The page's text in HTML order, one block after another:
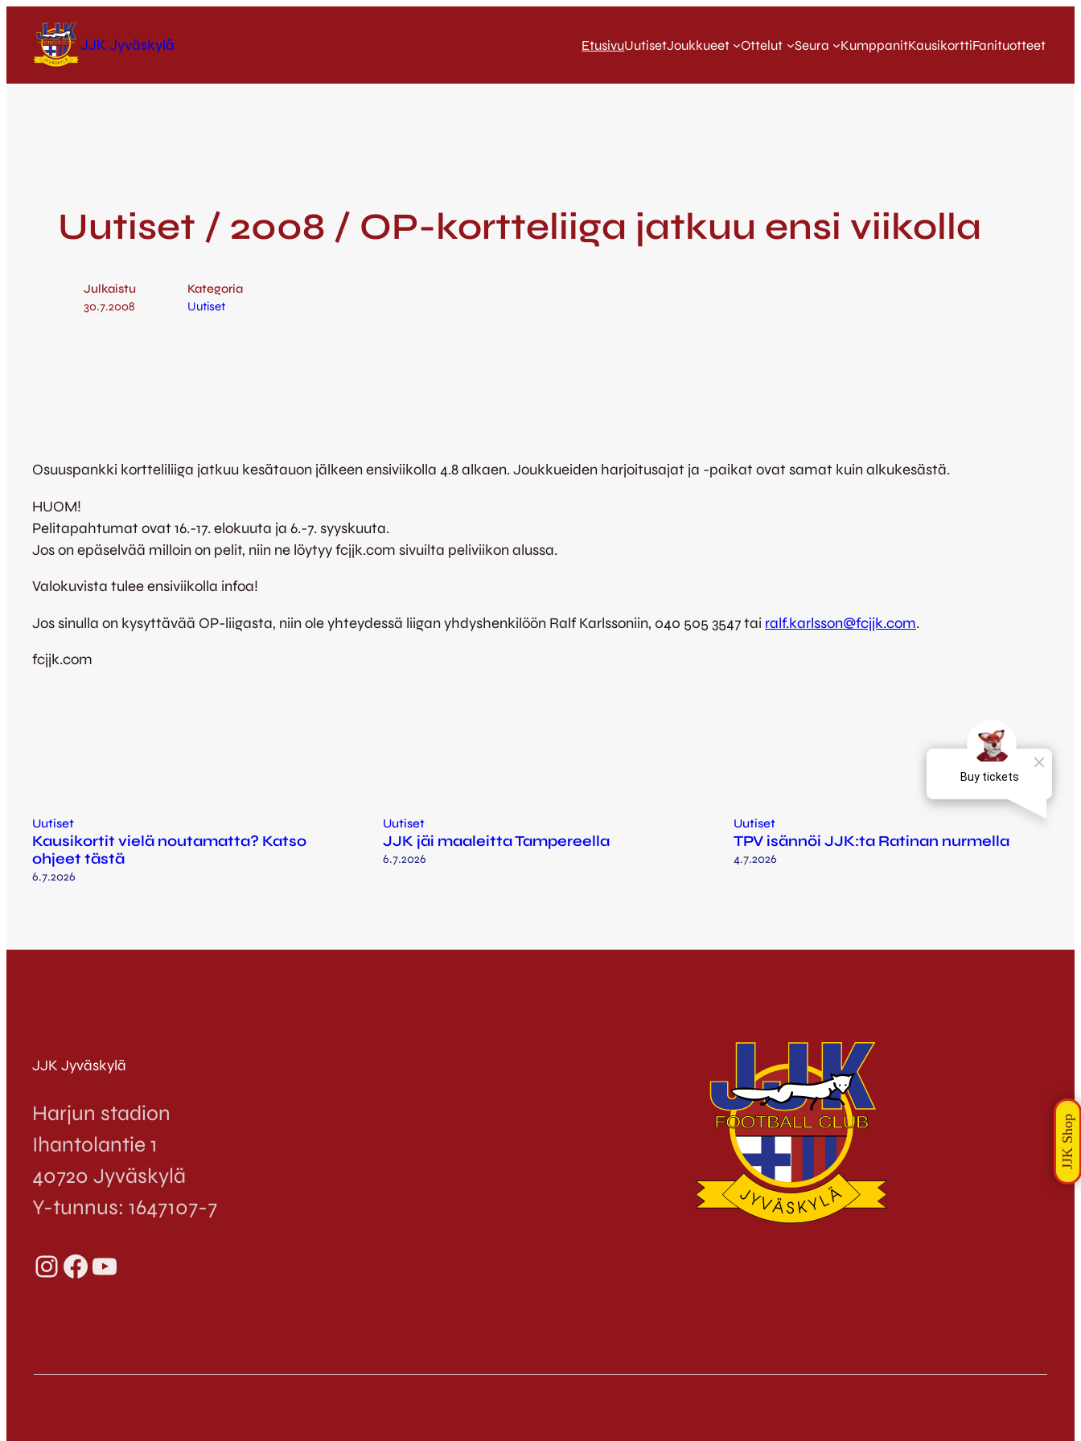
JJK Jyväskylä EtusivuUutisetJoukkueet Ottelut Seura KumppanitKausikorttiFanituotteet
Uutiset / 2008 / OP-kortteliiga jatkuu ensi viikolla
Julkaistu
30.7.2008
Kategoria
Uutiset
Osuuspankki kortteliliiga jatkuu kesätauon jälkeen ensiviikolla 4.8 alkaen. Joukkueiden harjoitusajat ja -paikat ovat samat kuin alkukesästä.
HUOM!
Pelitapahtumat ovat 16.-17. elokuuta ja 6.-7. syyskuuta.
Jos on epäselvää milloin on pelit, niin ne löytyy fcjjk.com sivuilta peliviikon alussa.
Valokuvista tulee ensiviikolla infoa!
Jos sinulla on kysyttävää OP-liigasta, niin ole yhteydessä liigan yhdyshenkilöön Ralf Karlssoniin, 040 505 3547 tai ralf.karlsson@fcjjk.com.
fcjjk.com
Uutiset
Kausikortit vielä noutamatta? Katso
ohjeet tästä
6.7.2026
Uutiset
JJK jäi maaleitta Tampereella
6.7.2026
Uutiset
TPV isännöi JJK:ta Ratinan nurmella
4.7.2026
JJK Jyväskylä
Harjun stadion
Ihantolantie 1
40720 Jyväskylä
Y-tunnus: 1647107-7
InstagramFacebook YouTube